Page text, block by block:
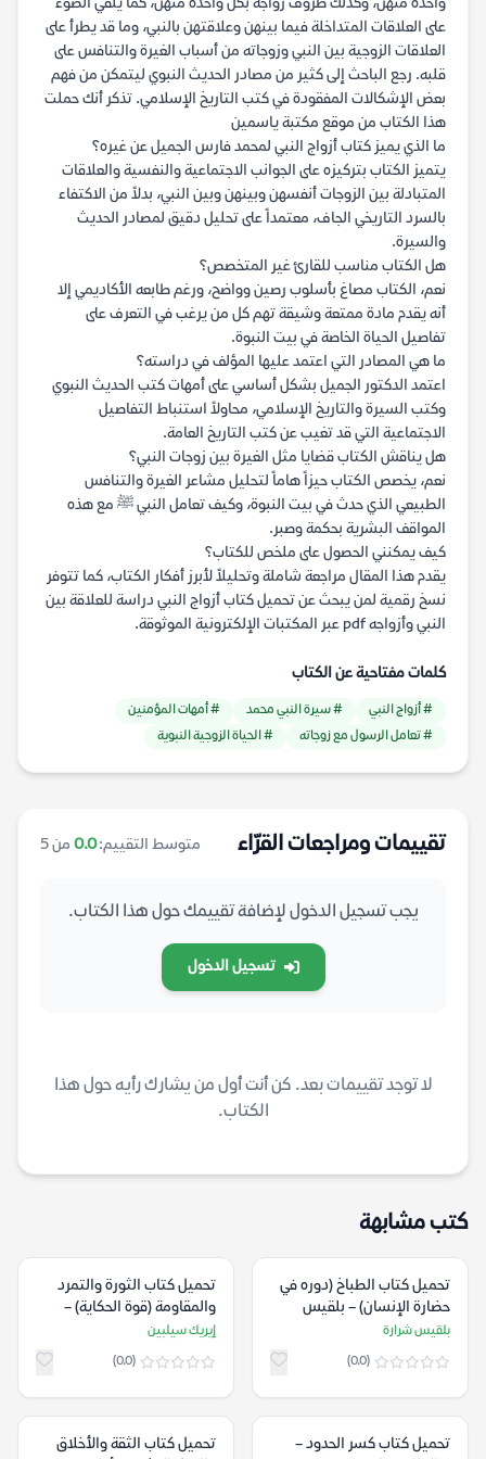
واحدة منهن، وكذلك ظروف زواجه بكل واحدة منهن، كما يُلقي الضوء
على العلاقات المتداخلة فيما بينهن وعلاقتهن بالنبي، وما قد يطرأ على
العلاقات الزوجية بين النبي وزوجاته من أسباب الغيرة والتنافس على
قلبه. رجع الباحث إلى كثير من مصادر الحديث النبوي ليتمكن من فهم
بعض الإشكالات المفقودة في كتب التاريخ الإسلامي. تذكر أنك حملت
هذا الكتاب من موقع مكتبة ياسمين
ما الذي يميز كتاب أزواج النبي لمحمد فارس الجميل عن غيره؟
يتميز الكتاب بتركيزه على الجوانب الاجتماعية والنفسية والعلاقات
المتبادلة بين الزوجات أنفسهن وبينهن وبين النبي، بدلاً من الاكتفاء
بالسرد التاريخي الجاف، معتمداً على تحليل دقيق لمصادر الحديث
والسيرة.
هل الكتاب مناسب للقارئ غير المتخصص؟
نعم، الكتاب مصاغ بأسلوب رصين وواضح، ورغم طابعه الأكاديمي إلا
أنه يقدم مادة ممتعة وشيقة تهم كل من يرغب في التعرف على
تفاصيل الحياة الخاصة في بيت النبوة.
ما هي المصادر التي اعتمد عليها المؤلف في دراسته؟
اعتمد الدكتور الجميل بشكل أساسي على أمهات كتب الحديث النبوي
وكتب السيرة والتاريخ الإسلامي، محاولاً استنباط التفاصيل
الاجتماعية التي قد تغيب عن كتب التاريخ العامة.
هل يناقش الكتاب قضايا مثل الغيرة بين زوجات النبي؟
نعم، يخصص الكتاب حيزاً هاماً لتحليل مشاعر الغيرة والتنافس
الطبيعي الذي حدث في بيت النبوة، وكيف تعامل النبي ﷺ مع هذه
المواقف البشرية بحكمة وصبر.
كيف يمكنني الحصول على ملخص للكتاب؟
يقدم هذا المقال مراجعة شاملة وتحليلاً لأبرز أفكار الكتاب، كما تتوفر
نسخ رقمية لمن يبحث عن تحميل كتاب أزواج النبي دراسة للعلاقة بين
النبي وأزواجه pdf عبر المكتبات الإلكترونية الموثوقة.
كلمات مفتاحية عن الكتاب
# أزواج النبي # سيرة النبي محمد
# أمهات المؤمنين
# تعامل الرسول مع زوجاته
# الحياة الزوجية النبوية
تقييمات ومراجعات القرّاء متوسط التقييم:0.0 من 5
يجب تسجيل الدخول لإضافة تقييمك حول هذا الكتاب.
تسجيل الدخول
لا توجد تقييمات بعد. كن أنت أول من يشارك رأيه حول هذا
الكتاب.
كتب مشابهة
تحميل كتاب الطباخ (دوره في
حضارة الإنسان) – بلقيس
شرارة
بلقيس شرارة
(0.0)
تحميل كتاب الثورة والتمرد
والمقاومة (قوة الحكاية) –
إيريك سيلبين
إيريك سيلبين
(0.0)
تحميل كتاب كسر الحدود –
تحميل كتاب الثقة والأخلاق